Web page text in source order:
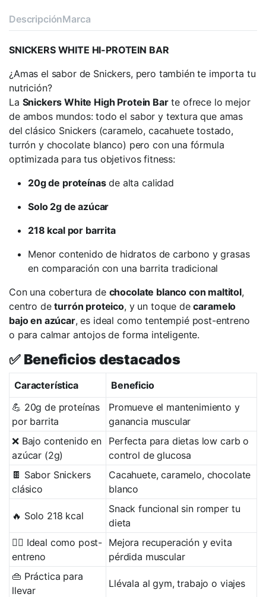
DescripciónMarca
SNICKERS WHITE HI-PROTEIN BAR
¿Amas el sabor de Snickers, pero también te importa tu
nutrición?
La Snickers White High Protein Barte ofrece lo mejor
de ambos mundos: todo el sabor y textura que amas
del clásico Snickers (caramelo, cacahuete tostado,
turrón y chocolate blanco) pero con una fórmula
optimizada para tus objetivos fitness:
20g de proteínasde alta calidad
Solo 2g de azúcar
218 kcal por barrita
Menor contenido de hidratos de carbono y grasas
en comparación con una barrita tradicional
Con una cobertura de chocolate blanco con maltitol,
centro deturrón proteico, y un toque decaramelo
bajo en azúcar, es ideal como tentempié post-entreno
o para calmar antojos de forma inteligente.
✅ Beneficios destacados
Característica
Beneficio
💪 20g de proteínas
por barrita
Promueve el mantenimiento y
ganancia muscular
❌ Bajo contenido en
azúcar (2g)
Perfecta para dietas low carb o
control de glucosa
🍫 Sabor Snickers
clásico
Cacahuete, caramelo, chocolate
blanco
🔥 Solo 218 kcal
Snack funcional sin romper tu
dieta
🏋️‍♂️ Ideal como post-
entreno
Mejora recuperación y evita
pérdida muscular
👜 Práctica para
llevar
Llévala al gym, trabajo o viajes